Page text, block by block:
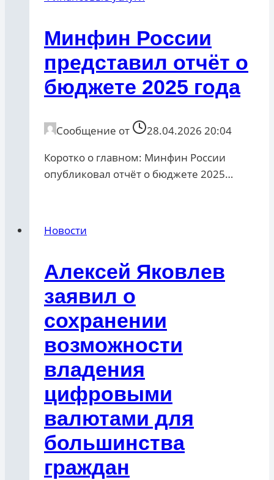
Минфин России
представил отчёт о
бюджете 2025 года
Сообщение от
28.04.2026 20:04
Коротко о главном: Минфин России
опубликовал отчёт о бюджете 2025…
Новости
Алексей Яковлев
заявил о
сохранении
возможности
владения
цифровыми
валютами для
большинства
граждан